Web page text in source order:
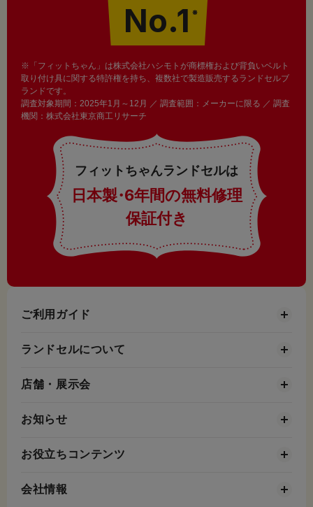
No.1 ※
※「フィットちゃん」は株式会社ハシモトが商標権および背負いベルト
取り付け具に関する特許権を持ち、複数社で製造販売するランドセルブ
ランドです。
調査対象期間：2025年1月～12月 ／ 調査範囲：メーカーに限る ／ 調査
機関：株式会社東京商工リサーチ
フィットちゃんランドセルは
日本製・6年間の無料修理
保証付き
ご利用ガイド
ランドセルについて
店舗・展示会
お知らせ
お役立ちコンテンツ
会社情報